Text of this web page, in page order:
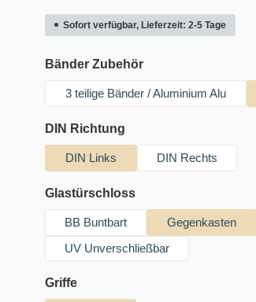
Sofort verfügbar, Lieferzeit: 2-5 Tage
Bänder Zubehörauswählen
3 teilige Bänder / Aluminium Alu
DIN Richtung
DIN Links DIN Rechts
Glastürschlossauswählen
BB Buntbart Gegenkasten
UV Unverschließbar
Griffeauswählen